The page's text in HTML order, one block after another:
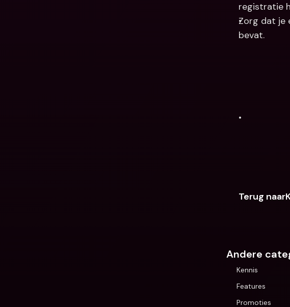
registratie
Zorg dat je
bevat.
Terug
Andere
Kennis
Features
Promoties